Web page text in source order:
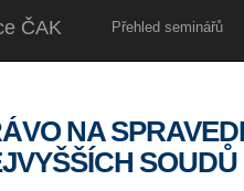
ČAK Přehled seminářů
NA
SOUDŮ